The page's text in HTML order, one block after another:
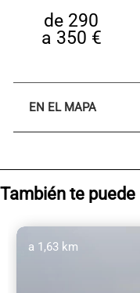
de 290
a 350 €
EN EL MAPA
También te puede
a 1,63 km